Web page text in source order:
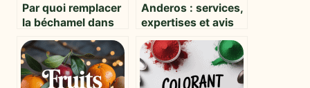
Par quoi remplacer
la béchamel dans
alternatives
savoureuses et
faciles
Anderos : services,
expertises et avis
digital